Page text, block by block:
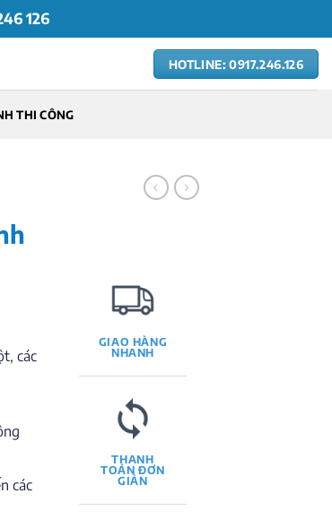
126
HOTLINE: 0917.246.126
THI CÔNG
các
các
GIAO HÀNG
NHANH
THANH
TOÁN ĐƠN
GIẢN